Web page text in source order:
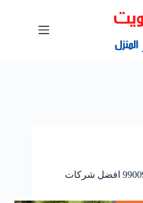
تسليك مجاري المهبولة 99009522 افضل شركات